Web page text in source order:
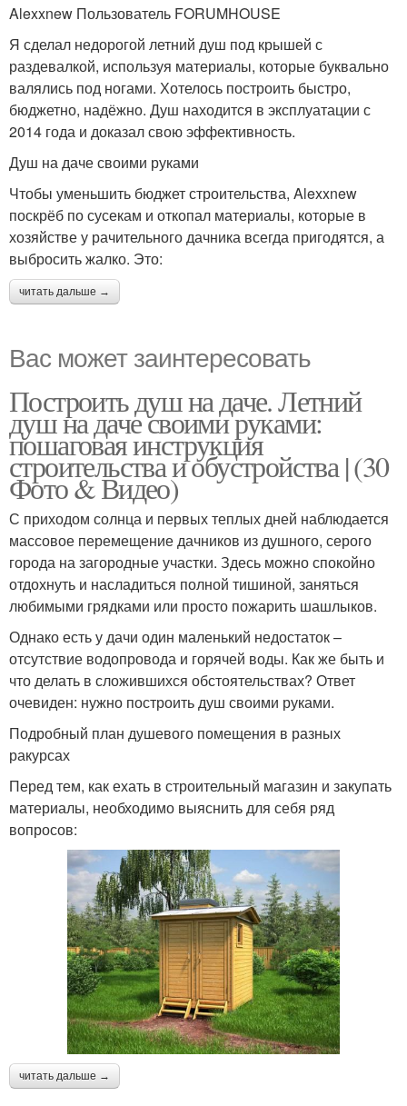
Alexxnew Пользователь FORUMHOUSE
Я сделал недорогой летний душ под крышей с
раздевалкой, используя материалы, которые буквально
валялись под ногами. Хотелось построить быстро,
бюджетно, надёжно. Душ находится в эксплуатации с
2014 года и доказал свою эффективность.
Душ на даче своими руками
Чтобы уменьшить бюджет строительства, Alexxnew
поскрёб по сусекам и откопал материалы, которые в
хозяйстве у рачительного дачника всегда пригодятся, а
выбросить жалко. Это:
читать дальше →
Вас может заинтересовать
Построить душ на даче. Летний
душ на даче своими руками:
пошаговая инструкция
строительства и обустройства | (30
Фото & Видео)
С приходом солнца и первых теплых дней наблюдается
массовое перемещение дачников из душного, серого
города на загородные участки. Здесь можно спокойно
отдохнуть и насладиться полной тишиной, заняться
любимыми грядками или просто пожарить шашлыков.
Однако есть у дачи один маленький недостаток –
отсутствие водопровода и горячей воды. Как же быть и
что делать в сложившихся обстоятельствах? Ответ
очевиден: нужно построить душ своими руками.
Подробный план душевого помещения в разных
ракурсах
Перед тем, как ехать в строительный магазин и закупать
материалы, необходимо выяснить для себя ряд
вопросов:
читать дальше →